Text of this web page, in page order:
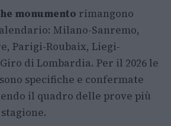
monumento rimangono
Milano-Sanremo,
Parigi-Roubaix, Liegi-
di Lombardia. Per il 2026 le
specifiche e confermate
il quadro delle prove più